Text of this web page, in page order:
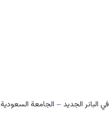
في البانر الجديد – الجامعة السعودية